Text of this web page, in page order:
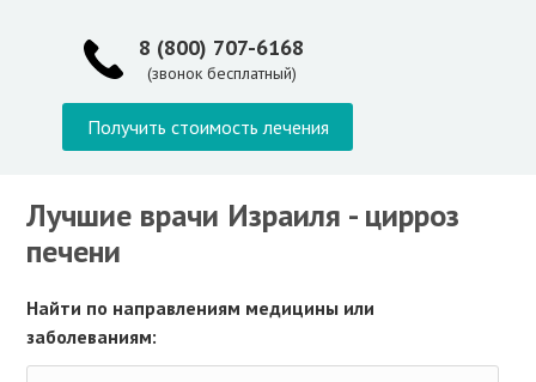
8 (800) 707-6168
(звонок бесплатный)
Получить стоимость лечения
Лучшие врачи Израиля - цирроз
печени
Найти по направлениям медицины или
заболеваниям: